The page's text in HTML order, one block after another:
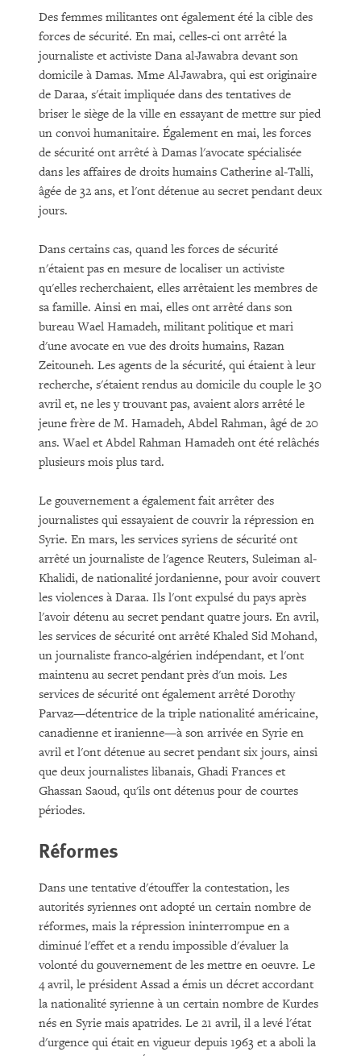
Des femmes militantes ont également été la cible des
forces de sécurité. En mai, celles-ci ont arrêté la
journaliste et activiste Dana al-Jawabra devant son
domicile à Damas. Mme Al-Jawabra, qui est originaire
de Daraa, s'était impliquée dans des tentatives de
briser le siège de la ville en essayant de mettre sur pied
un convoi humanitaire. Également en mai, les forces
de sécurité ont arrêté à Damas l'avocate spécialisée
dans les affaires de droits humains Catherine al-Talli,
âgée de 32 ans, et l'ont détenue au secret pendant deux
jours.
Dans certains cas, quand les forces de sécurité
n'étaient pas en mesure de localiser un activiste
qu'elles recherchaient, elles arrêtaient les membres de
sa famille. Ainsi en mai, elles ont arrêté dans son
bureau Wael Hamadeh, militant politique et mari
d'une avocate en vue des droits humains, Razan
Zeitouneh. Les agents de la sécurité, qui étaient à leur
recherche, s'étaient rendus au domicile du couple le 30
avril et, ne les y trouvant pas, avaient alors arrêté le
jeune frère de M. Hamadeh, Abdel Rahman, âgé de 20
ans. Wael et Abdel Rahman Hamadeh ont été relâchés
plusieurs mois plus tard.
Le gouvernement a également fait arrêter des
journalistes qui essayaient de couvrir la répression en
Syrie. En mars, les services syriens de sécurité ont
arrêté un journaliste de l'agence Reuters, Suleiman al-
Khalidi, de nationalité jordanienne, pour avoir couvert
les violences à Daraa. Ils l'ont expulsé du pays après
l'avoir détenu au secret pendant quatre jours. En avril,
les services de sécurité ont arrêté Khaled Sid Mohand,
un journaliste franco-algérien indépendant, et l'ont
maintenu au secret pendant près d'un mois. Les
services de sécurité ont également arrêté Dorothy
Parvaz—détentrice de la triple nationalité américaine,
canadienne et iranienne—à son arrivée en Syrie en
avril et l'ont détenue au secret pendant six jours, ainsi
que deux journalistes libanais, Ghadi Frances et
Ghassan Saoud, qu'ils ont détenus pour de courtes
périodes.
Réformes
Dans une tentative d'étouffer la contestation, les
autorités syriennes ont adopté un certain nombre de
réformes, mais la répression ininterrompue en a
diminué l'effet et a rendu impossible d'évaluer la
volonté du gouvernement de les mettre en oeuvre. Le
4 avril, le président Assad a émis un décret accordant
la nationalité syrienne à un certain nombre de Kurdes
nés en Syrie mais apatrides. Le 21 avril, il a levé l'état
d'urgence qui était en vigueur depuis 1963 et a aboli la